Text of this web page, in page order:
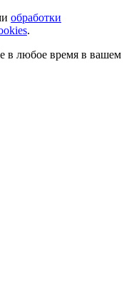
обработки
.
в любое время в вашем